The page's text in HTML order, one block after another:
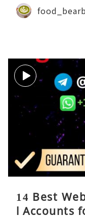
14 Best
l Accounts